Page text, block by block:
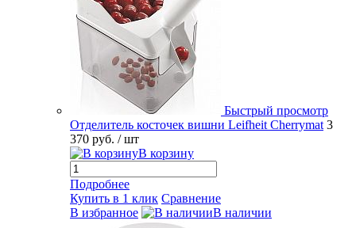
Быстрый просмотр
Отделитель косточек вишни Leifheit Cherrymat 3
370 руб. / шт
В корзину
Подробнее
Купить в 1 клик Сравнение
В избранное
В наличии